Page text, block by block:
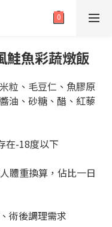
鮭魚彩蔬燉飯
粒、毛豆仁、魚膠原
油、砂糖、醋、紅藜
在-18度以下
體重換算，佔比一日
術後調理需求